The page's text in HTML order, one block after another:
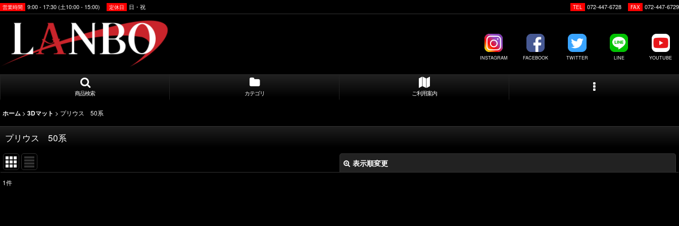
営業時間 9:00 - 17:30 (土10:00 - 15:00) 定休日 日・祝 TEL 072-447-6728 FAX 072-447-6729
INSTAGRAM FACEBOOK TWITTER LINE YOUTUBE
商品検索 カテゴリ ご利用案内
ホーム > 3Dマット > プリウス 50系
プリウス 50系
表示順変更
1件